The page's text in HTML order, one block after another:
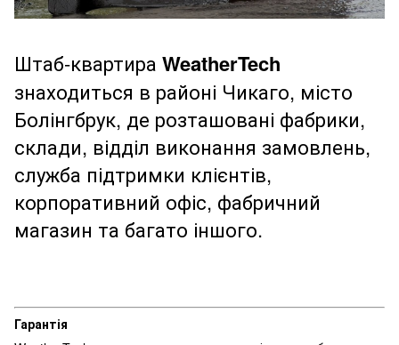
Штаб-квартира WeatherTech
знаходиться в районі Чикаго, місто
Болінгбрук, де розташовані фабрики,
склади, відділ виконання замовлень,
служба підтримки клієнтів,
корпоративний офіс, фабричний
магазин та багато іншого.
Гарантія